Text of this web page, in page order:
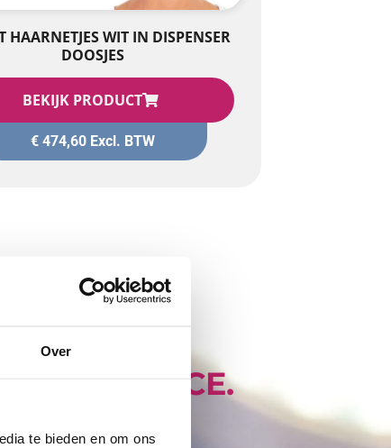
Over
te bieden en om ons
HAARNETJES WIT IN DISPENSER
DOOSJES
BEKIJK PRODUCT
€ 474,60 Excl. BTW
AVALANCE.